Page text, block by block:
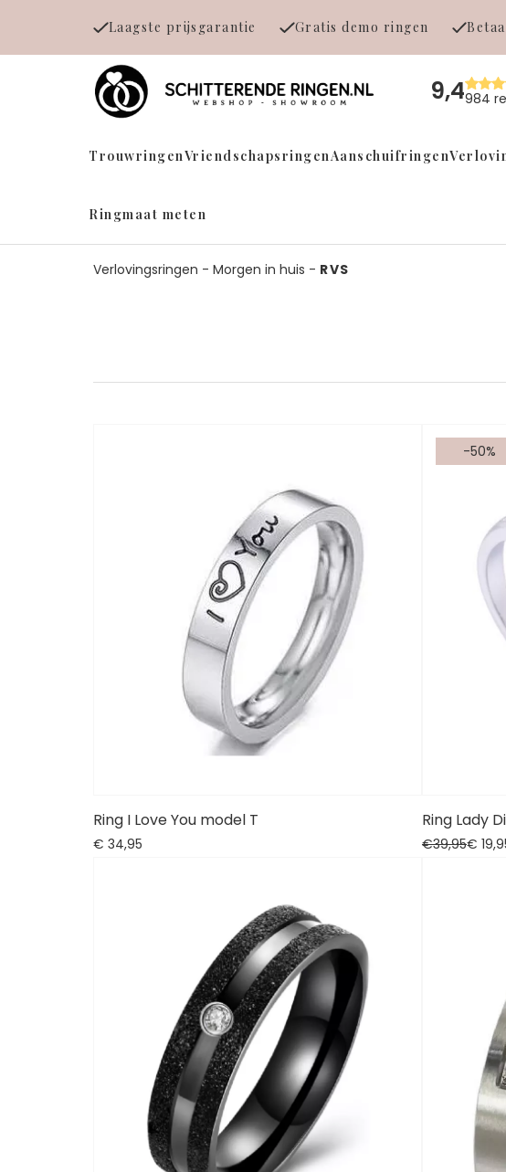
Laagste prijsgarantie Gratis demo ringen
9,4984
TrouwringenVriendschapsringenAanschuifringen
Ringmaat meten
Verlovingsringen - Morgen in huis - RVS
Ring I Love You model T
€ 34,95
-50%
Ring Lady
€39,95€ 19,